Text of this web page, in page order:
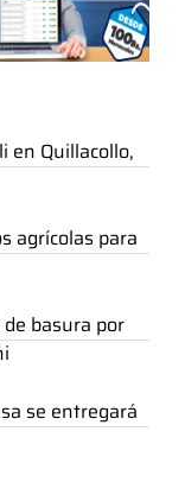
en Quillacollo,
agrícolas para
basura por
se entregará